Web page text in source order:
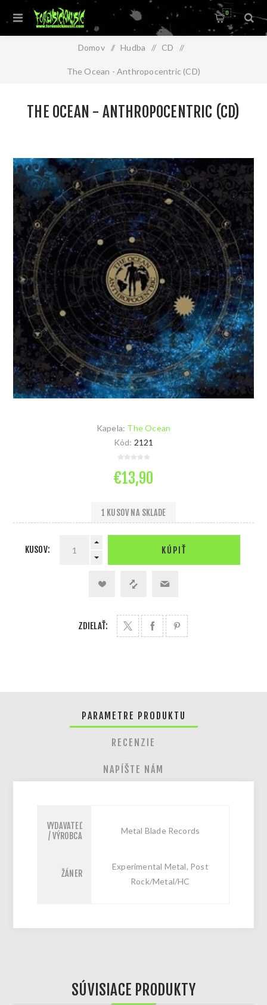
0
Domov / Hudba / CD /
The Ocean - Anthropocentric (CD)
THE OCEAN - ANTHROPOCENTRIC (CD)
Kapela: The Ocean
Kód: 2121
€13,90
1 KUSOV NA SKLADE
KUSOV: KÚPIŤ
ZDIELAŤ:
PARAMETRE PRODUKTU
RECENZIE
NAPÍŠTE NÁM
VYDAVATEĽ
/ VÝROBCA
Metal Blade Records
ŽÁNER
Experimental Metal, Post
Rock/Metal/HC
SÚVISIACE PRODUKTY